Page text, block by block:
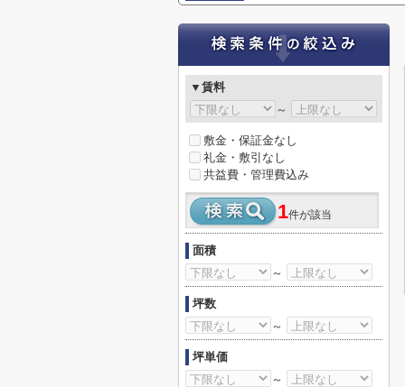
▼賃料
～
敷金・保証金なし
礼金・敷引なし
共益費・管理費込み
1件が該当
面積
～
坪数
～
坪単価
～